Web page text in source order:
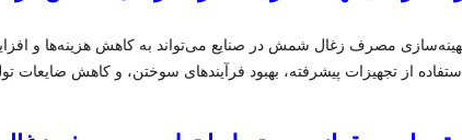
مصرف زغال شمش در صنایع می‌تواند به کاهش هزینه‌ها و
از تجهیزات پیشرفته، بهبود فرآیندهای سوختن، و کاهش ضایعات